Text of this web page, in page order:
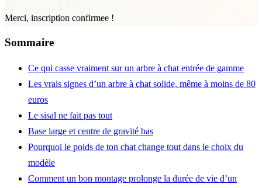
Merci, inscription confirmee !
Sommaire
Ce qui casse vraiment sur un arbre à chat entrée de gamme
Les vrais signes d’un arbre à chat solide, même à moins de 80
euros
Le sisal ne fait pas tout
Base large et centre de gravité bas
Pourquoi le poids de ton chat change tout dans le choix du
modèle
Comment un bon montage prolonge la durée de vie d’un